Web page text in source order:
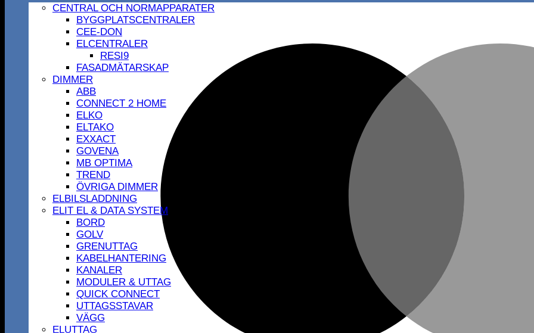
CENTRAL OCH NORMAPPARATER
BYGGPLATSCENTRALER
CEE-DON
ELCENTRALER
RESI9
FASADMÄTARSKAP
DIMMER
ABB
CONNECT 2 HOME
ELKO
ELTAKO
EXXACT
GOVENA
MB OPTIMA
TREND
ÖVRIGA DIMMER
ELBILSLADDNING
ELIT EL & DATA SYSTEM
BORD
GOLV
GRENUTTAG
KABELHANTERING
KANALER
MODULER & UTTAG
QUICK CONNECT
UTTAGSSTAVAR
VÄGG
ELUTTAG